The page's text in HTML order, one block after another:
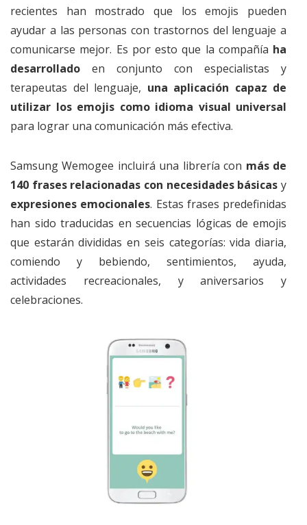
recientes han mostrado que los emojis pueden
ayudar a las personas con trastornos del lenguaje a
comunicarse mejor. Es por esto que la compañía ha
desarrollado en conjunto con especialistas y
terapeutas del lenguaje, una aplicación capaz de
utilizar los emojis como idioma visual universal
para lograr una comunicación más efectiva.
Samsung Wemogee incluirá una librería con más de
140 frases relacionadas con necesidades básicas y
expresiones emocionales. Estas frases predefinidas
han sido traducidas en secuencias lógicas de emojis
que estarán divididas en seis categorías: vida diaria,
comiendo y bebiendo, sentimientos, ayuda,
actividades recreacionales, y aniversarios y
celebraciones.